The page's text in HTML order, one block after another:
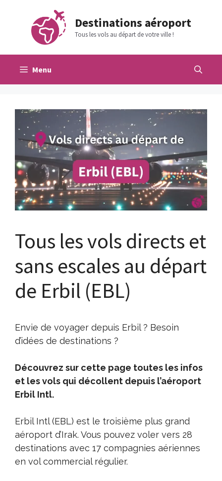
contenu
Destinations aéroport
Tous les vols au départ de votre ville !
Menu
Tous les vols directs et
sans escales au départ
de Erbil (EBL)
Envie de voyager depuis Erbil ? Besoin
d’idées de destinations ?
Découvrez sur cette page toutes les infos
et les vols qui décollent depuis l’aéroport
Erbil Intl.
Erbil Intl (EBL) est le troisième plus grand
aéroport d’Irak. Vous pouvez voler vers 28
destinations avec 17 compagnies aériennes
en vol commercial régulier.